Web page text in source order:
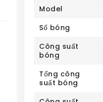
Model
Số bóng
Công suất
bóng
Tổng công
suất bóng